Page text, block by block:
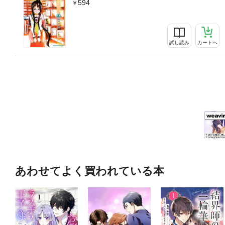
594
試し読み カートへ
あわせてよく買われている本